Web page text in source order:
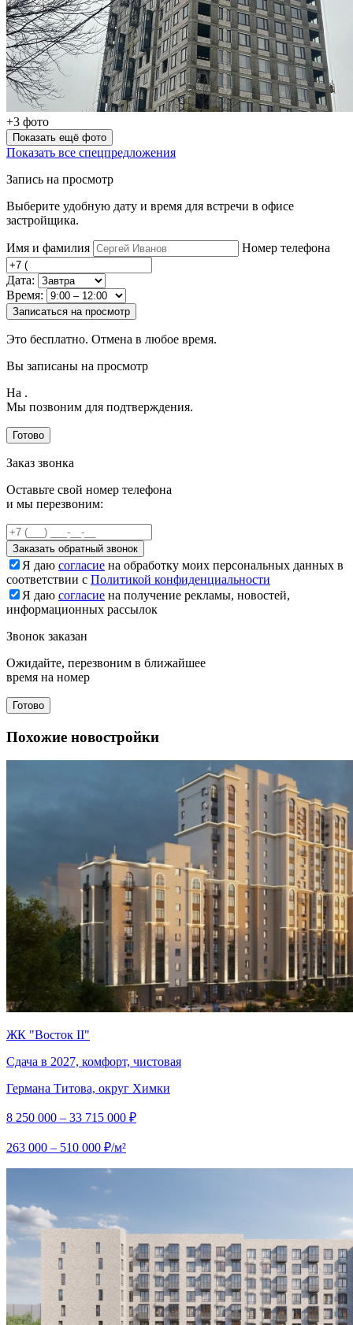
+3 фото
Показать ещё фото
Показать все спецпредложения
Запись на просмотр
Выберите удобную дату и время для встречи в офисе
застройщика.
Имя и фамилия Номер телефона
Дата:
Время:
Записаться на просмотр
Это бесплатно. Отмена в любое время.
Вы записаны на просмотр
На .
Мы позвоним для подтверждения.
Готово
Заказ звонка
Оставьте свой номер телефона
и мы перезвоним:
Заказать обратный звонок
Я даю согласие на обработку моих персональных данных в
соответствии с Политикой конфиденциальности
Я даю согласие на получение рекламы, новостей,
информационных рассылок
Звонок заказан
Ожидайте, перезвоним в ближайшее
время на номер
Готово
Похожие новостройки
ЖК "Восток II"
Сдача в 2027, комфорт, чистовая
Германа Титова, округ Химки
8 250 000 – 33 715 000 ₽
263 000 – 510 000 ₽/м²